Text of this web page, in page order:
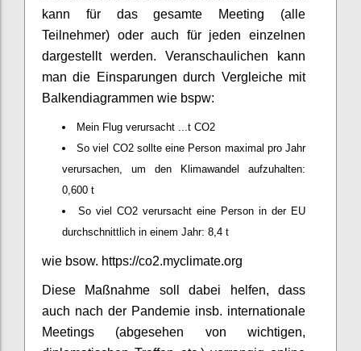
kann für das gesamte Meeting (alle
Teilnehmer) oder auch für jeden einzelnen
dargestellt werden. Veranschaulichen kann
man die Einsparungen durch Vergleiche mit
Balkendiagrammen wie bspw:
Mein Flug verursacht ...t CO2
So viel CO2 sollte eine Person maximal pro Jahr
verursachen, um den Klimawandel aufzuhalten:
0,600 t
So viel CO2 verursacht eine Person in der EU
durchschnittlich in einem Jahr: 8,4 t
wie bsow. https://co2.myclimate.org
Diese Maßnahme soll dabei helfen, dass
auch nach der Pandemie insb. internationale
Meetings (abgesehen von wichtigen,